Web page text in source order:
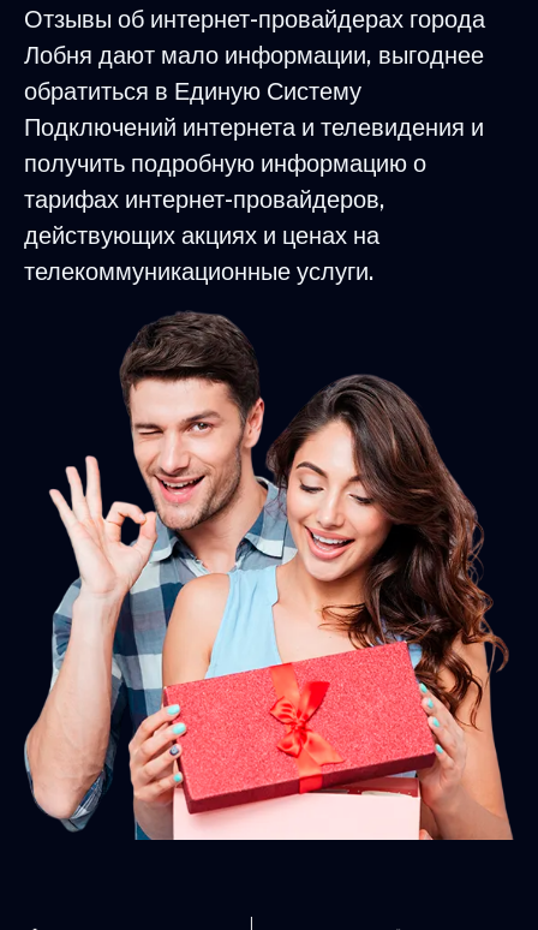
Отзывы об интернет-провайдерах города
Лобня дают мало информации, выгоднее
обратиться в Единую Систему
Подключений интернета и телевидения и
получить подробную информацию о
тарифах интернет-провайдеров,
действующих акциях и ценах на
телекоммуникационные услуги.